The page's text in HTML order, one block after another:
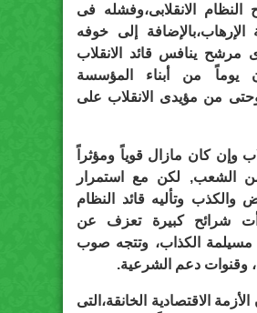
الانقلابى،وفشله فى
إلى خوفه
مرشح ينافس قائد الانقلاب
يوماً من أبناء المؤسسة
من مؤيدى الانقلاب على
وإن كان مازال قوياً ومؤثراً
الشعب, لكن مع استمرار
والكذب وتأليه قائد النظام
بدأت شرائح كبيرة تعزف عن
مسيلمة الكذاب، وتتجه صوب
، وقنوات دعم الشرعية.
الاقتصادية الخانقة،التى